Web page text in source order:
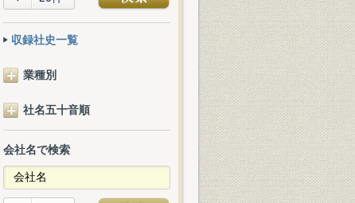
収録社史一覧
業種別
社名五十音順
会社名で検索